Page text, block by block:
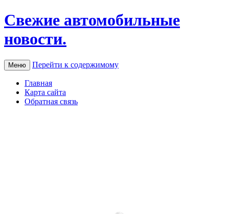
Свежие автомобильные
новости.
Меню Перейти к содержимому
Главная
Карта сайта
Обратная связь